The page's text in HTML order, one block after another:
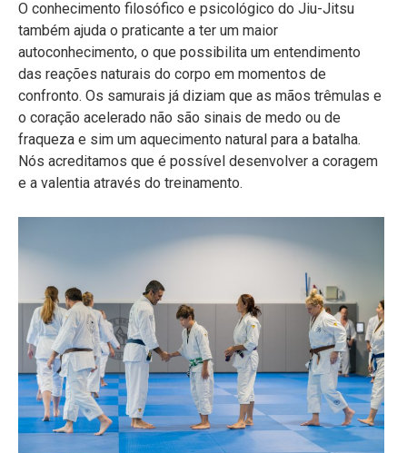
O conhecimento filosófico e psicológico do Jiu-Jitsu
também ajuda o praticante a ter um maior
autoconhecimento, o que possibilita um entendimento
das reações naturais do corpo em momentos de
confronto. Os samurais já diziam que as mãos trêmulas e
o coração acelerado não são sinais de medo ou de
fraqueza e sim um aquecimento natural para a batalha.
Nós acreditamos que é possível desenvolver a coragem
e a valentia através do treinamento.